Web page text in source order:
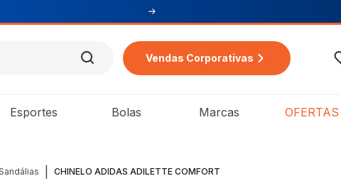
Vendas Corporativas
Esportes Bolas Marcas OFERTAS
CHINELO ADIDAS ADILETTE COMFORT